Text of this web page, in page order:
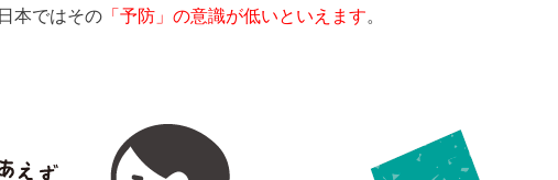
本ではその 「予防」の意識が低いといえます。